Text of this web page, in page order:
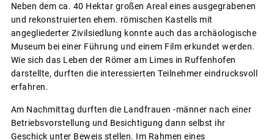
Neben dem ca. 40 Hektar großen Areal eines ausgegrabenen
und rekonstruierten ehem. römischen Kastells mit
angegliederter Zivilsiedlung konnte auch das archäologische
Museum bei einer Führung und einem Film erkundet werden.
Wie sich das Leben der Römer am Limes in Ruffenhofen
darstellte, durften die interessierten Teilnehmer eindrucksvoll
erfahren.
Am Nachmittag durften die Landfrauen -männer nach einer
Betriebsvorstellung und Besichtigung dann selbst ihr
Geschick unter Beweis stellen. Im Rahmen eines